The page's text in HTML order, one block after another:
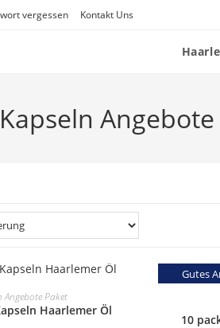
vergessen Kontakt Uns​
Angebote Paket
Haarlemer Öl
Gutes
10